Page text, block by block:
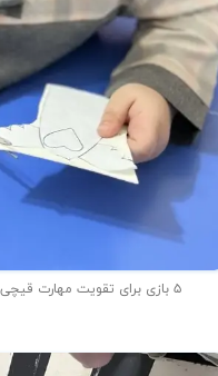
۵ بازی برای تقویت مهارت قیچی در کودک ۵ ساله